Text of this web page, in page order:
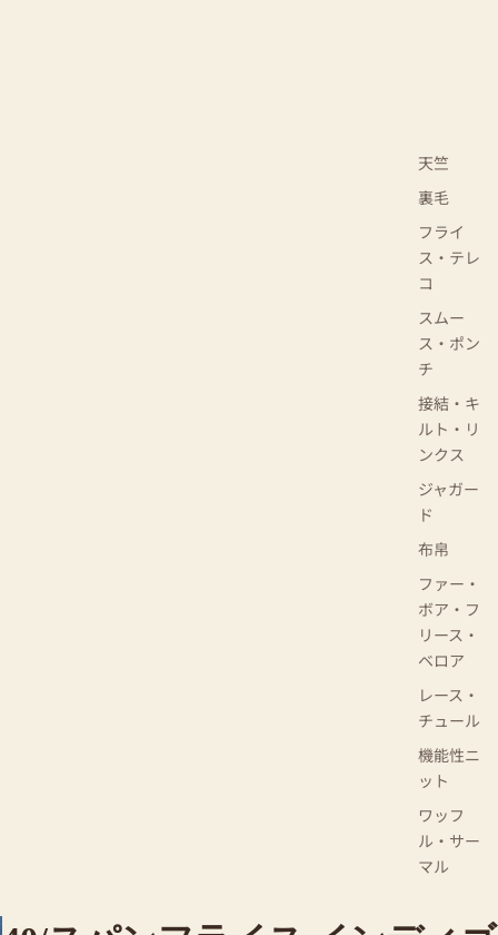
天竺
裏毛
フライ
ス・テレ
コ
スムー
ス・ポン
チ
接結・キ
ルト・リ
ンクス
ジャガー
ド
布帛
ファー・
ボア・フ
リース・
ベロア
レース・
チュール
機能性ニ
ット
ワッフ
ル・サー
マル